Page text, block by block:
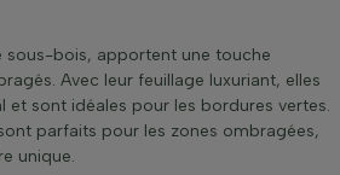
sous-bois, apportent une touche
Avec leur feuillage luxuriant, elles
et sont idéales pour les bordures vertes.
parfaits pour les zones ombragées,
unique.